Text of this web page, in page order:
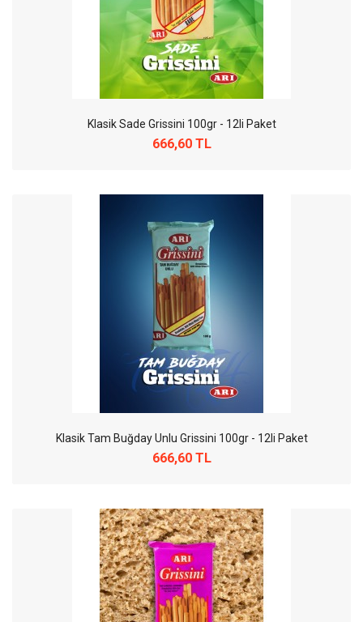
Klasik Sade Grissini 100gr - 12li Paket
666,60 TL
Klasik Tam Buğday Unlu Grissini 100gr - 12li Paket
666,60 TL